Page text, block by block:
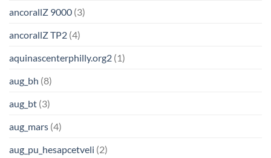
ancorallZ 9000 (3)
ancorallZ TP2 (4)
aquinascenterphilly.org2 (1)
aug_bh (8)
aug_bt (3)
aug_mars (4)
aug_pu_hesapcetveli (2)